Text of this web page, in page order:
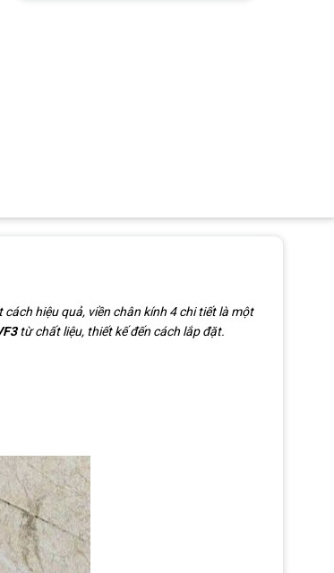
hiệu quả, viền chân kính 4 chi tiết là một
từ chất liệu, thiết kế đến cách lắp đặt.